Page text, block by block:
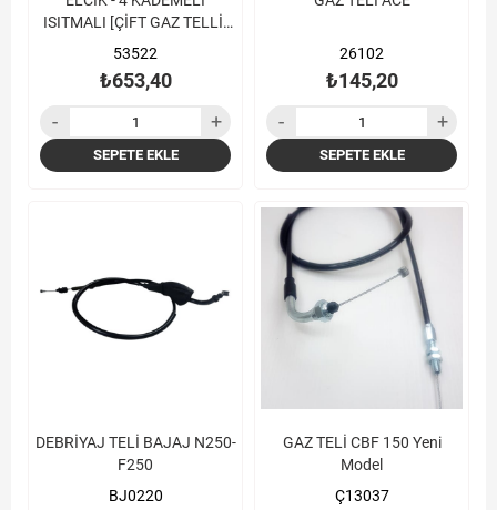
ISITMALI [ÇİFT GAZ TELLİ]
[TAKIM]
53522
₺653,40
SEPETE EKLE
26102
₺145,20
SEPETE EKLE
DEBRİYAJ TELİ BAJAJ N250-
F250
BJ0220
GAZ TELİ CBF 150 Yeni
Model
Ç13037